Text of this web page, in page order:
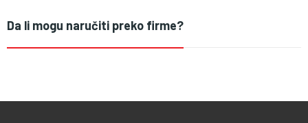
Da li mogu naručiti preko firme?